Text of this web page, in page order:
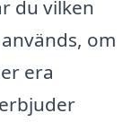
du vilken
om
era